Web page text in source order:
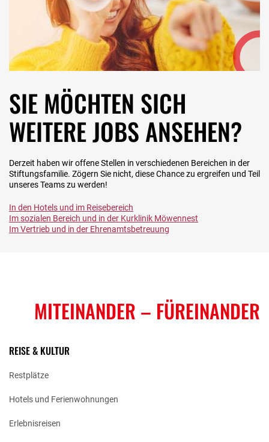
SIE MÖCHTEN SICH
WEITERE JOBS ANSEHEN?
Derzeit haben wir offene Stellen in verschiedenen Bereichen in der
Stiftungsfamilie. Zögern Sie nicht, diese Chance zu ergreifen und Teil
unseres Teams zu werden!
In den Hotels und im Reisebereich
Im sozialen Bereich und in der Kurklinik Möwennest
Im Vertrieb und in der Ehrenamtsbetreuung
MITEINANDER – FÜREINANDER
REISE & KULTUR
Restplätze
Hotels und Ferienwohnungen
Erlebnisreisen